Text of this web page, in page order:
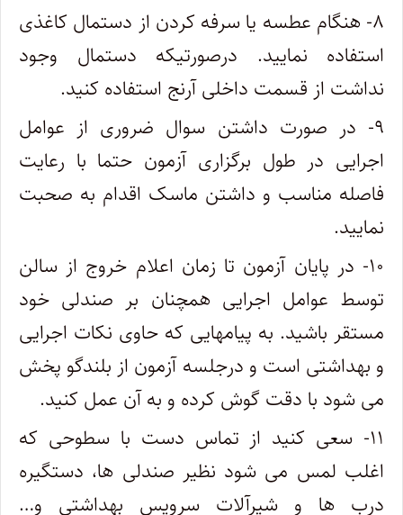
۸- هنگام عطسه یا سرفه کردن از دستمال کاغذی
استفاده نمایید. درصورتیکه دستمال وجود
نداشت از قسمت داخلی آرنج استفاده کنید.
۹- در صورت داشتن سوال ضروری از عوامل
اجرایی در طول برگزاری آزمون حتما با رعایت
فاصله مناسب و داشتن ماسک اقدام به صحبت
نمایید.
۱۰- در پایان آزمون تا زمان اعلام خروج از سالن
توسط عوامل اجرایی همچنان بر صندلی خود
مستقر باشید. به پیامهایی که حاوی نکات اجرایی
و بهداشتی است و درجلسه آزمون از بلندگو پخش
می شود با دقت گوش کرده و به آن عمل کنید.
۱۱- سعی کنید از تماس دست با سطوحی که
اغلب لمس می شود نظیر صندلی ها، دستگیره
درب ها و شیرآلات سرویس بهداشتی و…